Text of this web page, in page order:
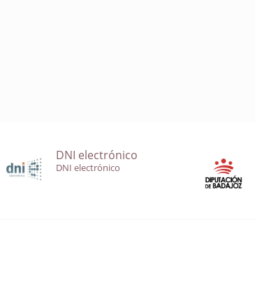
DNI electrónico
DNI electrónico